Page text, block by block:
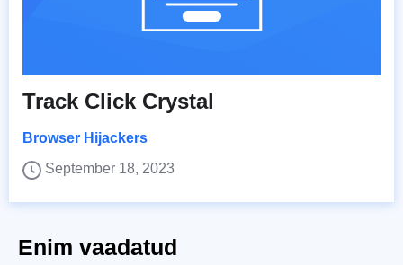
Track Click Crystal
Browser Hijackers
September 18, 2023
Enim vaadatud